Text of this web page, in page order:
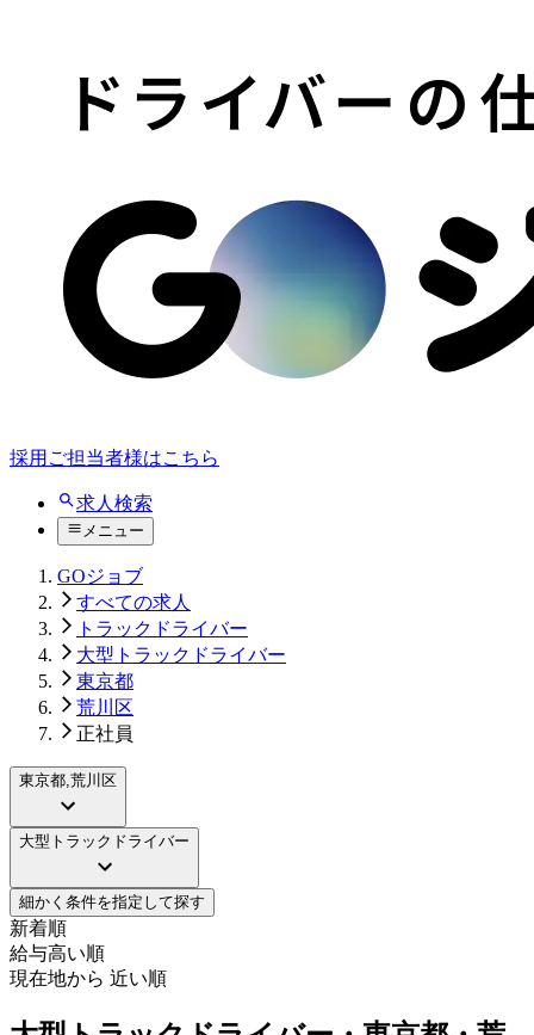
採用ご担当者様はこちら
求人検索
メニュー
GOジョブ
すべての求人
トラックドライバー
大型トラックドライバー
東京都
荒川区
正社員
東京都,荒川区
大型トラックドライバー
細かく条件を指定して探す
新着順
給与高い順
現在地から 近い順